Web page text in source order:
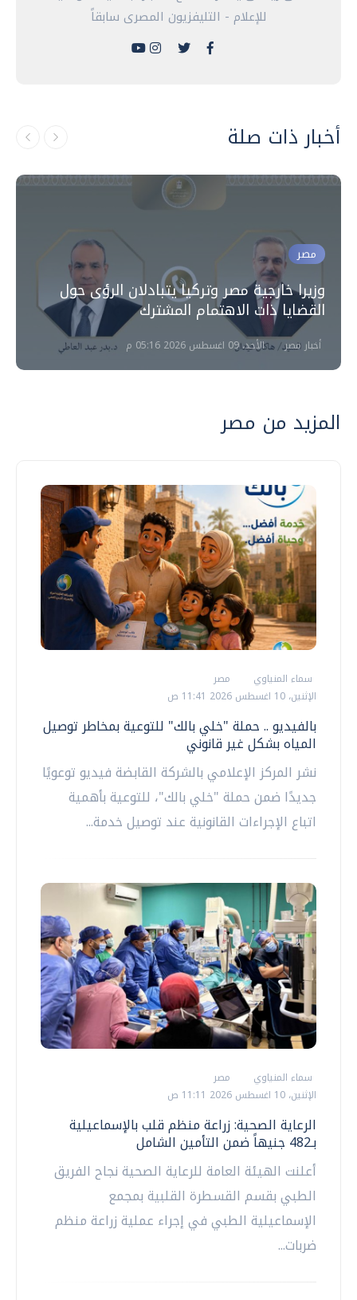
للإعلام - التليفزيون المصرى سابقاً
أخبار ذات صلة
مصر
وزيرا خارجية مصر وتركيا يتبادلان الرؤى حول
القضايا ذات الاهتمام المشترك
أخبار مصر الأحد، 09 اغسطس 2026 05:16 م
المزيد من مصر
سماء المنياوي
مصر
الإثنين، 10 اغسطس 2026 11:41 ص
بالفيديو .. حملة "خلي بالك" للتوعية بمخاطر توصيل
المياه بشكل غير قانوني
نشر المركز الإعلامي بالشركة القابضة فيديو توعويًا
جديدًا ضمن حملة "خلي بالك"، للتوعية بأهمية
اتباع الإجراءات القانونية عند توصيل خدمة...
سماء المنياوي
مصر
الإثنين، 10 اغسطس 2026 11:11 ص
الرعاية الصحية: زراعة منظم قلب بالإسماعيلية
بـ482 جنيهاً ضمن التأمين الشامل
أعلنت الهيئة العامة للرعاية الصحية نجاح الفريق
الطبي بقسم القسطرة القلبية بمجمع
الإسماعيلية الطبي في إجراء عملية زراعة منظم
ضربات...